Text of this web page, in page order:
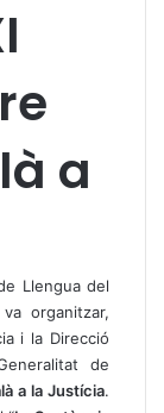
a
Llengua del
va organitzar,
i la Direcció
de
a la Justícia.